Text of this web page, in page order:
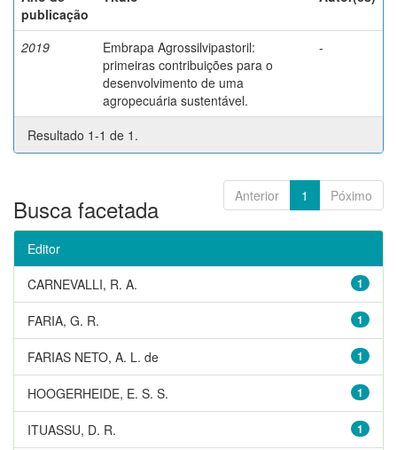
publicação
2019
Embrapa Agrossilvipastoril:
primeiras contribuições para o
desenvolvimento de uma
agropecuária sustentável.
-
Resultado 1-1 de 1.
Anterior 1 Póximo
Busca facetada
Editor
1
CARNEVALLI, R. A.
1
FARIA, G. R.
1
FARIAS NETO, A. L. de
1
HOOGERHEIDE, E. S. S.
1
ITUASSU, D. R.